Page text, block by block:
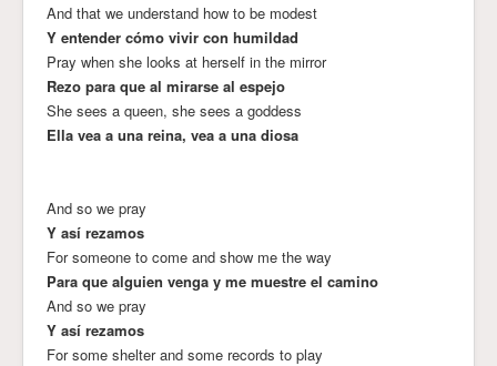
And that we understand how to be modest
Y entender cómo vivir con humildad
Pray when she looks at herself in the mirror
Rezo para que al mirarse al espejo
She sees a queen, she sees a goddess
Ella vea a una reina, vea a una diosa
And so we pray
Y así rezamos
For someone to come and show me the way
Para que alguien venga y me muestre el camino
And so we pray
Y así rezamos
For some shelter and some records to play